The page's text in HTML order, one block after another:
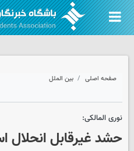
صفحه اصلی بین الملل
نوری المالکی:
حشد غیرقابل انحلال